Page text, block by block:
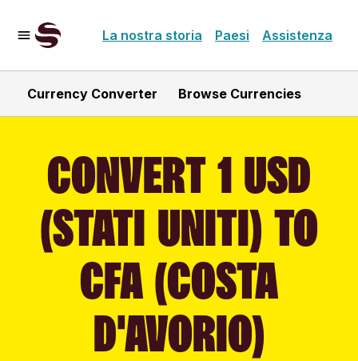
La nostra storia Paesi Assistenza
Currency Converter Browse Currencies
CONVERT 1 USD
(STATI UNITI) TO
CFA (COSTA
D'AVORIO)